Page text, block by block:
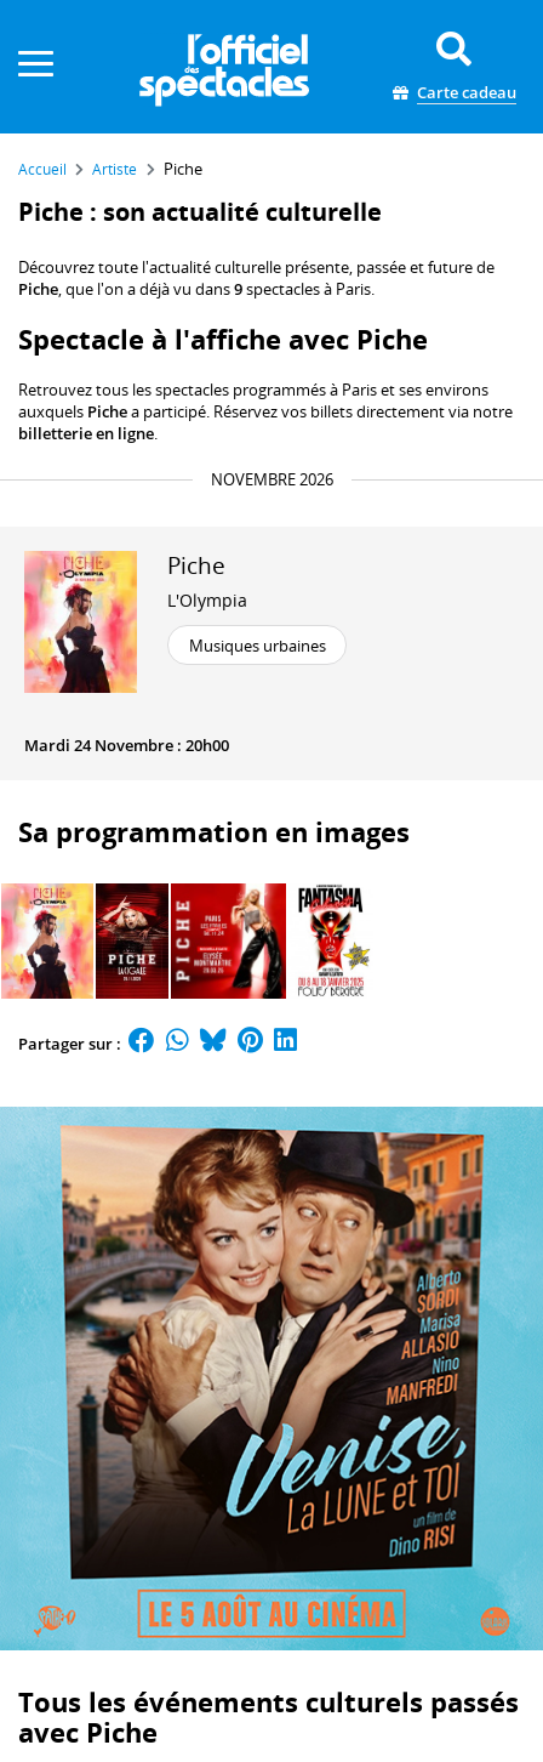
Carte cadeau
Accueil Artiste Piche
Piche : son actualité culturelle
Découvrez toute l'actualité culturelle présente, passée et future de
Piche, que l'on a déjà vu dans9spectacles à Paris.
Spectacle à l'affiche avec Piche
Retrouvez tous les spectacles programmés à Paris et ses environs
auxquels Pichea participé. Réservez vos billets directement via notre
billetterie en ligne.
NOVEMBRE 2026
Piche
L'Olympia
Musiques urbaines
Mardi 24 Novembre : 20h00
Sa programmation en images
Partager sur :
Tous les événements culturels passés
avec Piche